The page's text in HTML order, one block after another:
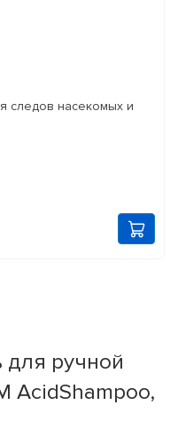
следов насекомых и
ручной
AcidShampoo,